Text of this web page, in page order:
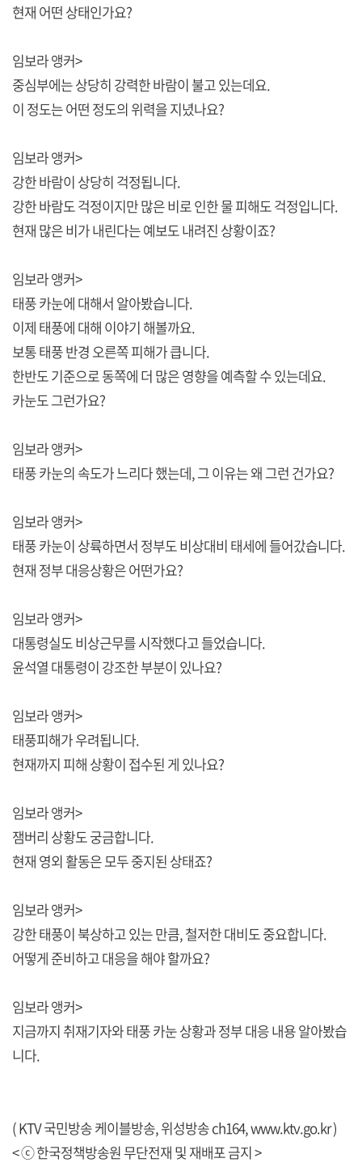
현재 어떤 상태인가요?
임보라 앵커>
중심부에는 상당히 강력한 바람이 불고 있는데요.
이 정도는 어떤 정도의 위력을 지녔나요?
임보라 앵커>
강한 바람이 상당히 걱정됩니다.
강한 바람도 걱정이지만 많은 비로 인한 물 피해도 걱정입니다.
현재 많은 비가 내린다는 예보도 내려진 상황이죠?
임보라 앵커>
태풍 카눈에 대해서 알아봤습니다.
이제 태풍에 대해 이야기 해볼까요.
보통 태풍 반경 오른쪽 피해가 큽니다.
한반도 기준으로 동쪽에 더 많은 영향을 예측할 수 있는데요.
카눈도 그런가요?
임보라 앵커>
태풍 카눈의 속도가 느리다 했는데, 그 이유는 왜 그런 건가요?
임보라 앵커>
태풍 카눈이 상륙하면서 정부도 비상대비 태세에 들어갔습니다.
현재 정부 대응상황은 어떤가요?
임보라 앵커>
대통령실도 비상근무를 시작했다고 들었습니다.
윤석열 대통령이 강조한 부분이 있나요?
임보라 앵커>
태풍피해가 우려됩니다.
현재까지 피해 상황이 접수된 게 있나요?
임보라 앵커>
잼버리 상황도 궁금합니다.
현재 영외 활동은 모두 중지된 상태죠?
임보라 앵커>
강한 태풍이 북상하고 있는 만큼, 철저한 대비도 중요합니다.
어떻게 준비하고 대응을 해야 할까요?
임보라 앵커>
지금까지 취재기자와 태풍 카눈 상황과 정부 대응 내용 알아봤습
니다.
( KTV 국민방송 케이블방송, 위성방송 ch164,www.ktv.go.kr)
< ⓒ 한국정책방송원 무단전재 및 재배포 금지 >